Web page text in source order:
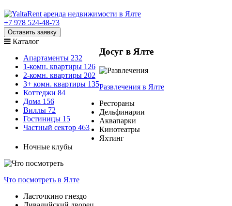
+7 978 524-48-73
Оставить заявку
Каталог
Апартаменты 232
1-комн. квартиры 126
2-комн. квартиры 202
3+ комн. квартиры 135
Коттеджи 84
Дома 156
Виллы 72
Гостиницы 15
Частный сектор 463
Досуг в Ялте
Развлечения в Ялте
Рестораны
Дельфинарии
Аквапарки
Кинотеатры
Яхтинг
Ночные клубы
Что посмотреть в Ялте
Ласточкино гнездо